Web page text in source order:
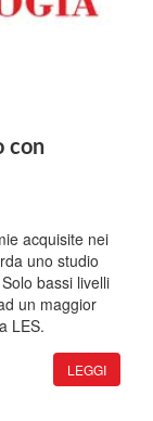
con
acquisite nei
uno studio
bassi livelli
un maggior
LES.
LEGGI